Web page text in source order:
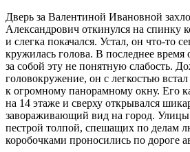
Дверь за Валентиной Ивановной
Александрович откинулся на спинку
и слегка покачался. Устал, он что-то
кружилась голова. В последнее время
за собой эту не понятную слабость.
головокружение, он с легкостью
к огромному панорамному окну. Его
на 14 этаже и сверху открывался
завораживающий вид на город.
пестрой толпой, спешащих по делам
коробочками проносились по дороге